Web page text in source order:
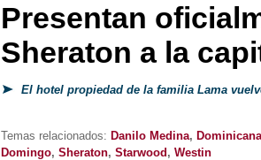
Presentan
Sheraton a la
El hotel propiedad de la familia Lama
Temas relacionados: Danilo Medina, Dominicana
Domingo, Sheraton, Starwood , Westin